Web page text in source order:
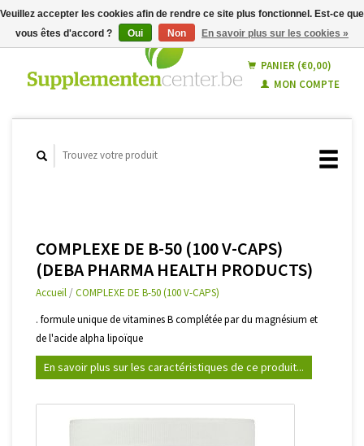
Français
PANIER (€0,00)
MON COMPTE
COMPLEXE DE B-50 (100 V-CAPS)
(DEBA PHARMA HEALTH PRODUCTS)
Accueil /COMPLEXE DE B-50 (100 V-CAPS)
. formule unique de vitamines B complétée par du magnésium et
de l'acide alpha lipoïque
En savoir plus sur les caractéristiques de ce produit...
Veuillez accepter les cookies afin de rendre ce site plus fonctionnel. Est-ce que
vous êtes d'accord ?
Oui Non En savoir plus sur les cookies »